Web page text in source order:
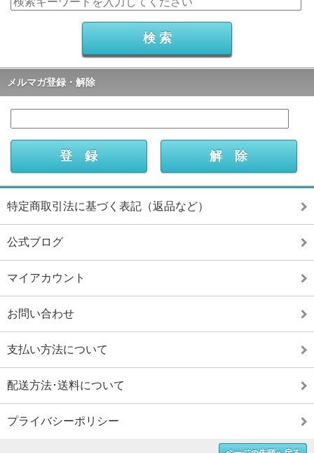
メルマガ登録・解除
特定商取引法に基づく表記（返品など）
公式ブログ
マイアカウント
お問い合わせ
支払い方法について
配送方法･送料について
プライバシーポリシー